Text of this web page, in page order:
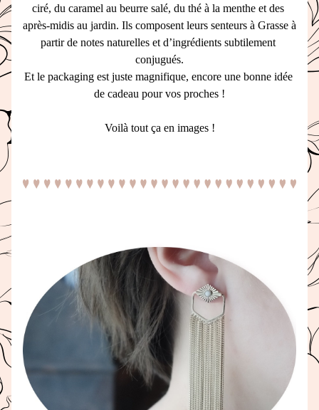
ciré, du caramel au beurre salé, du thé à la menthe et des
après-midis au jardin. Ils composent leurs senteurs à Grasse à
partir de notes naturelles et d’ingrédients subtilement
conjugués.
Et le packaging est juste magnifique, encore une bonne idée
de cadeau pour vos proches !
Voilà tout ça en images !